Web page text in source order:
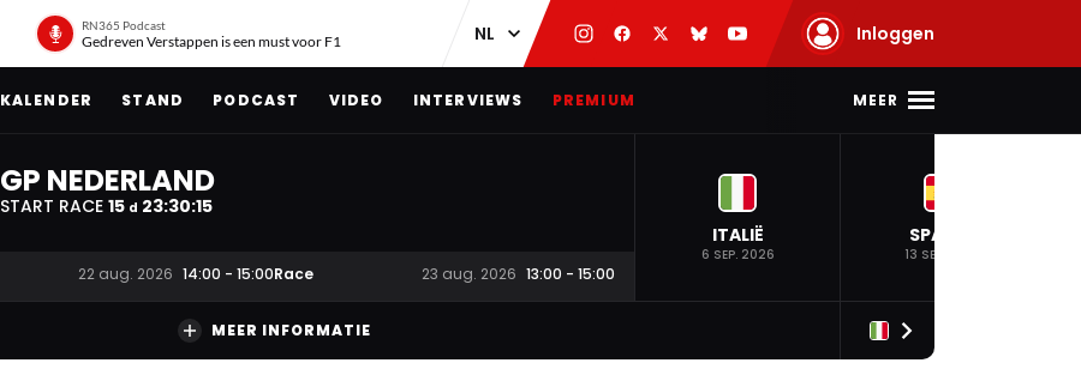
RN365 Podcast
Gedreven Verstappen is een must voor F1 Inloggen
KALENDER STAND PODCAST VIDEO INTERVIEWS PREMIUM MEER
GP NEDERLAND
START RACE 15 d 23:30:14
22 aug. 2026 14:00 - 15:00Race 23 aug. 2026 13:00 - 15:00
ITALIË
6 SEP. 2026
SPANJE
13 SEP. 2026
MEER INFORMATIE